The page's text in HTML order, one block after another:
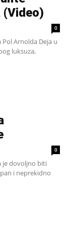
(Video)
0
Pol Arnolda Deja u
luksuza,
0
je dovoljno biti
i neprekidno